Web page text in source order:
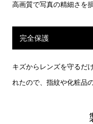
高画質で写真の精細さを
完全保護
キズからレンズを守るだ
れたので、指紋や化粧品